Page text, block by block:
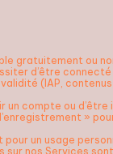
gratuitement ou
d’être
(IAP, contenus
un compte ou d’être
»
pour un usage
sur nos Services sont